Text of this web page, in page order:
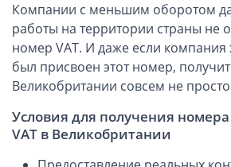
ОАЭ, Аджман (компания и счёт)
Оффшоры в Панаме
Оффшоры на Сейшелах
Турция (компания и счёт)
Счёт и карта в Турции для физлиц
Cчёт в Турции для компании
Счёт и карта в Киргизии для физлиц
Компании с меньшим оборотом
работы на территории страны не
номер VAT. И даже если компания
был присвоен этот номер,
Великобритании совсем не
Условия для получения
VAT в Великобритании